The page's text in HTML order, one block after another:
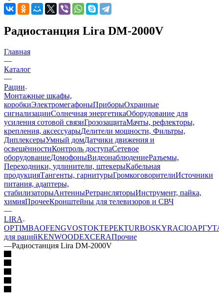
Радиостанция Lira DM-2000V
Главная
—
Каталог
—
Рации
Монтажные шкафы,
коробкиЭлектромегафоныПриборыОхранные
сигнализацииСолнечная энергетикаОборудование для
усиления сотовой связиГрозозащитаМачты, рефлекторы,
крепления, аксессуарыДелители мощности, Фильтры,
ДиплексерыУмный домДатчики движения и
освещённостиКонтроль доступаСетевое
оборудованиеДомофоныВидеонаблюдениеРазъемы,
Переходники, удлинители, штекерыКабельная
продукцияТангенты, гарнитурыГромкоговорителиИсточники
питания, адаптеры,
стабилизаторыАнтенныРетрансляторыИнструмент, пайка,
химияПрочееКронштейны для телевизоров и СВЧ
—
LIRA
OPTIMBAOFENGVOSTOKТЕРЕКTURBOSKYRACIOАРГУТ
для рацийKENWOODEXCERAПрочие
—Радиостанция Lira DM-2000V